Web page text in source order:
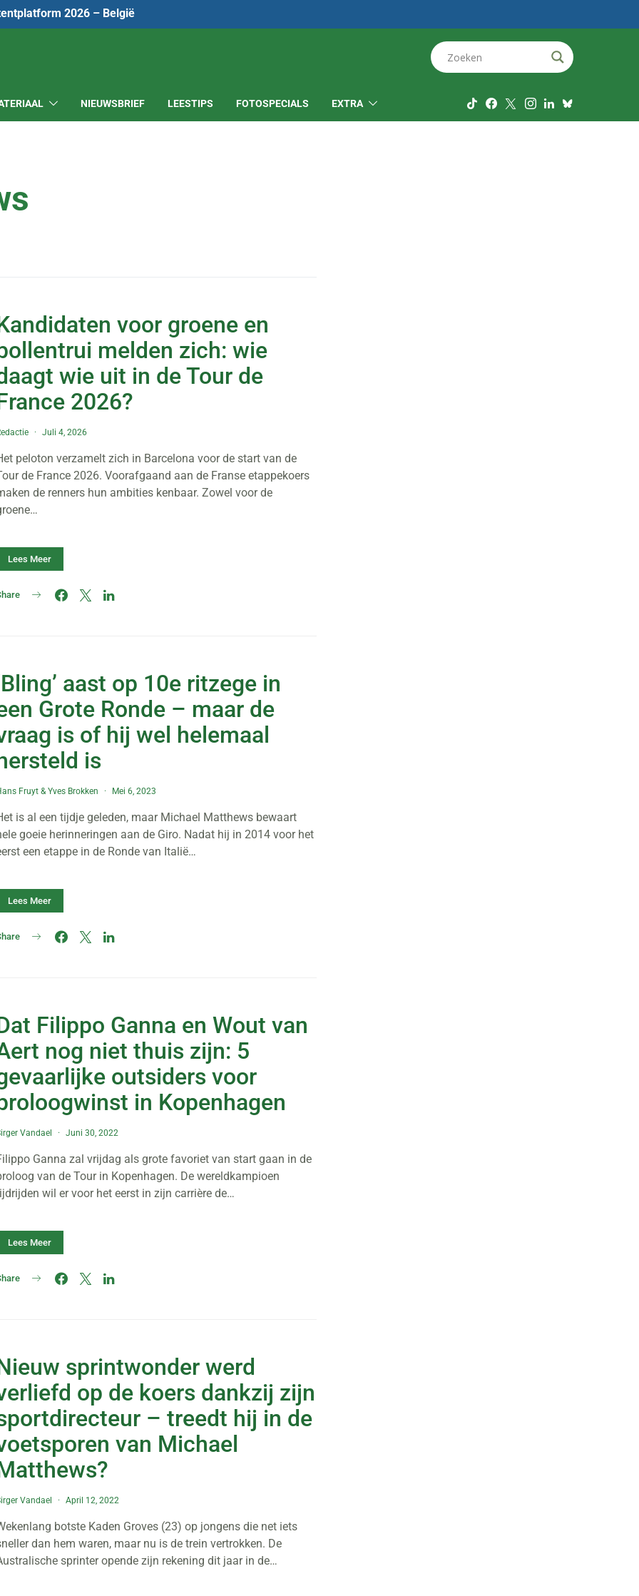
2026 – België
NIEUWSBRIEF LEESTIPS FOTOSPECIALS EXTRA
voor groene en
melden zich: wie
wie uit in de Tour de
2026?
Juli 4, 2026
peloton verzamelt zich in Barcelona voor de start van de
de France 2026. Voorafgaand aan de Franse etappekoers
de renners hun ambities kenbaar. Zowel voor de
Lees Meer
aast op 10e ritzege in
Grote Ronde – maar de
is of hij wel helemaal
is
Fruyt &Yves Brokken Mei 6, 2023
is al een tijdje geleden, maar Michael Matthews bewaart
goeie herinneringen aan de Giro. Nadat hij in 2014 voor het
een etappe in de Ronde van Italië…
Lees Meer
Filippo Ganna en Wout van
nog niet thuis zijn: 5
outsiders voor
in Kopenhagen
Vandael Juni 30, 2022
Ganna zal vrijdag als grote favoriet van start gaan in de
van de Tour in Kopenhagen. De wereldkampioen
wil er voor het eerst in zijn carrière de…
Lees Meer
sprintwonder werd
op de koers dankzij zijn
– treedt hij in de
van Michael
Vandael April 12, 2022
botste Kaden Groves (23) op jongens die net iets
dan hem waren, maar nu is de trein vertrokken. De
sprinter opende zijn rekening dit jaar in de…